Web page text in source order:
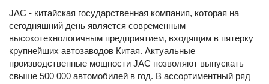
JAC - китайская государственная компания, которая на
сегодняшний день является современным
высокотехнологичным предприятием, входящим в пятерку
крупнейших автозаводов Китая. Актуальные
производственные мощности JAC позволяют выпускать
свыше 500 000 автомобилей в год. В ассортиментный ряд